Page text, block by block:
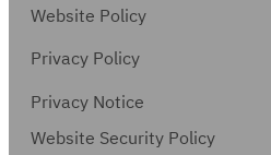
Website Policy
Privacy Policy
Privacy Notice
Website Security Policy